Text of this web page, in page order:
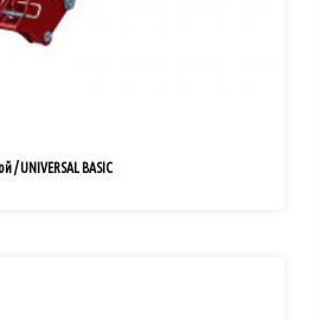
UNIVERSAL BASIC